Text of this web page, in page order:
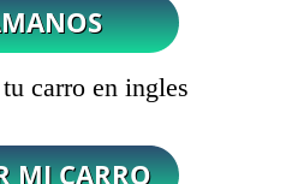
carro en ingles